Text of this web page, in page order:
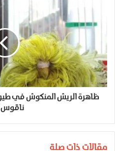
ظاهرة الريش المنكوش في
ناقوس
مقالات ذات صلة